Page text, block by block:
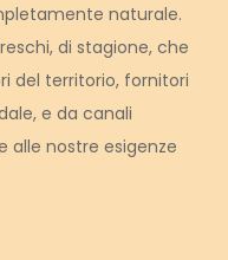
naturale.
di stagione, che
del territorio, fornitori
e da canali
alle nostre esigenze